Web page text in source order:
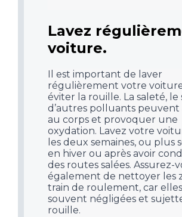
Lavez
voiture.
Il est important de laver
régulièrement votre
éviter la rouille. La saleté, le
d’autres polluants
au corps et provoquer une
oxydation. Lavez votre
les deux semaines, ou plus
en hiver ou après avoir
des routes salées. Assurez-
également de nettoyer les
train de roulement, car
souvent négligées et
rouille.